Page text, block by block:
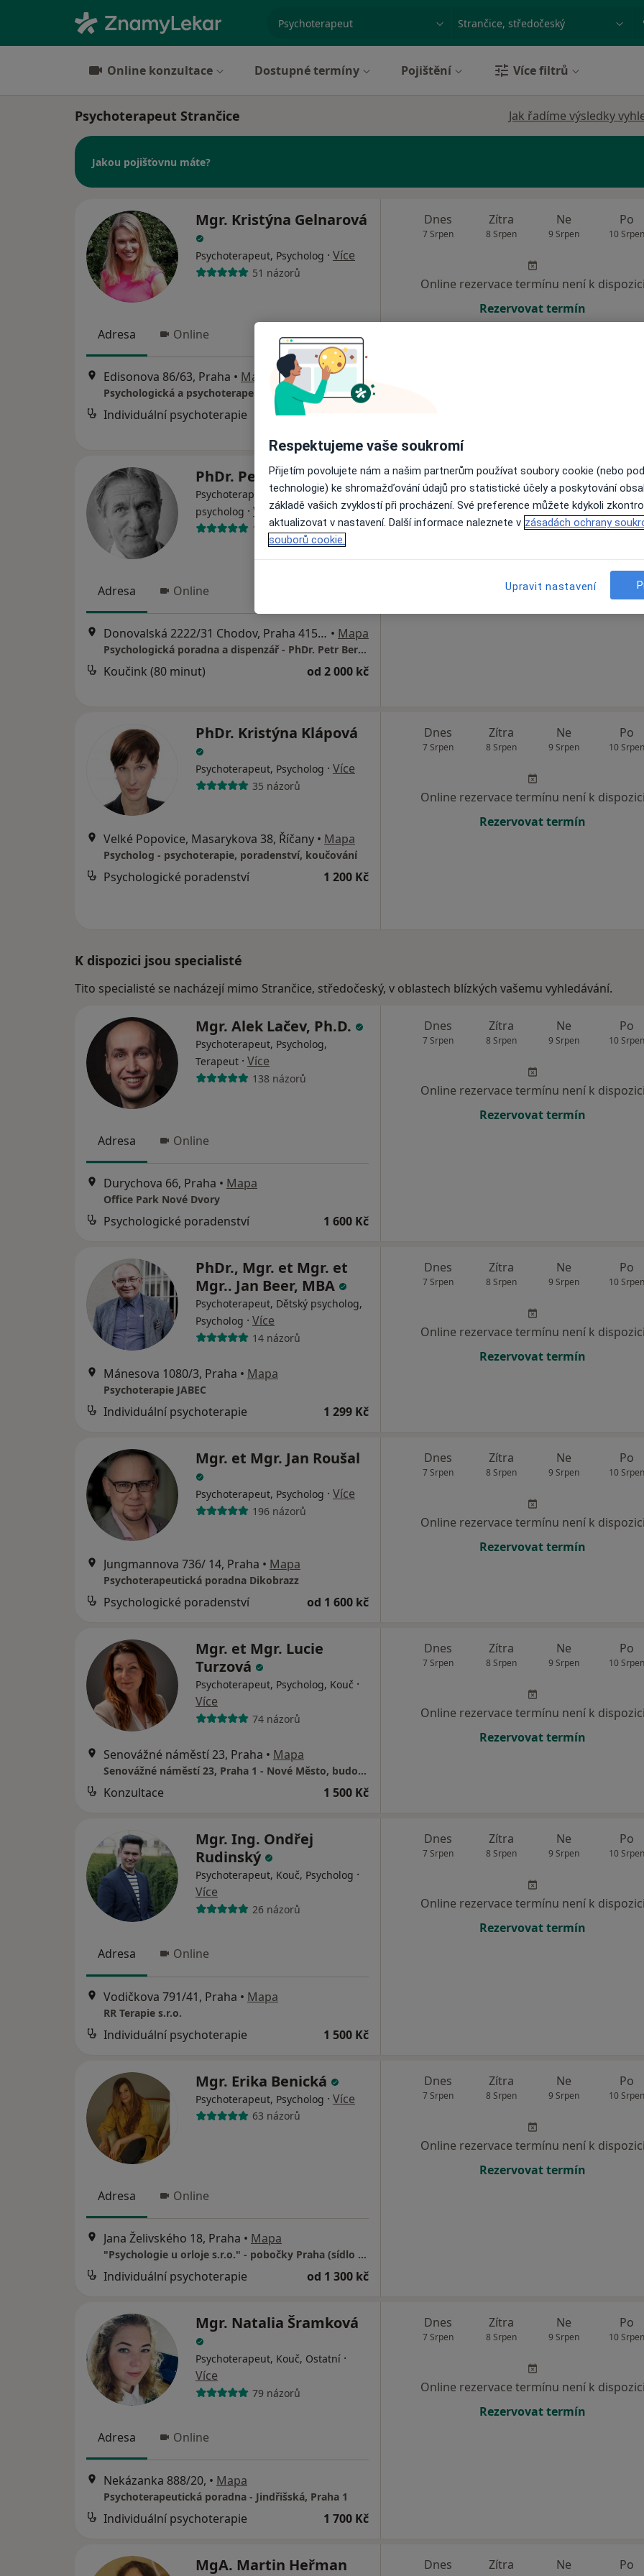
Město nebo region
Online konzultace Dostupné termíny Pojištění Více filtrů
Psychoterapeut Strančice Jak řadíme výsledky
Jakou pojišťovnu máte?
Mgr. Kristýna Gelnarová
Psychoterapeut, Psycholog · Více
51 názorů
Adresa Online
Edisonova 86/63, Praha • Mapa
Psychologická a psychoterapeutická praxe
Individuální psychoterapie
Dnes
7 Srpen
Zítra
8 Srpen
Ne
9 Srpen
Po
10 Srpen
Online rezervace termínu není k dispozici
Rezervovat termín
PhDr. Petr Beroušek
Psychoterapeut, Psycholog, Dětský
psycholog · Více
145 názorů
Adresa Online
Donovalská 2222/31 Chodov, Praha 415 areál Domova pro seniory; parkoviště zdarma, MHD - Metro C - Háje (Opatov, Chodov) BUS 170,177,181,197 - st. Donovalská - odtud pěšky asi 3 min., Praha • Mapa
Psychologická poradna a dispenzář - PhDr. Petr Beroušek; datová schránka: 7ddc3xu
Koučink (80 minut) od 2 000 kč
Dnes
7 Srpen
Zítra
8 Srpen
Ne
9 Srpen
Po
10
PhDr. Kristýna Klápová
Psychoterapeut, Psycholog · Více
35 názorů
Velké Popovice, Masarykova 38, Říčany • Mapa
Psycholog - psychoterapie, poradenství, koučování
Psychologické poradenství 1 200 Kč
Dnes
7 Srpen
Zítra
8 Srpen
Ne
9 Srpen
Po
10 Srpen
Online rezervace termínu není k dispozici
Rezervovat termín
K dispozici jsou specialisté
Tito specialisté se nacházejí mimo Strančice, středočeský, v oblastech blízkých vašemu vyhledávání.
Mgr. Alek Lačev, Ph.D.
Psychoterapeut, Psycholog,
Terapeut · Více
138 názorů
Adresa Online
Durychova 66, Praha • Mapa
Office Park Nové Dvory
Psychologické poradenství 1 600 Kč
Dnes
7 Srpen
Zítra
8 Srpen
Ne
9 Srpen
Po
10 Srpen
Online rezervace termínu není k dispozici
Rezervovat termín
PhDr., Mgr. et Mgr. et
Mgr.. Jan Beer, MBA
Psychoterapeut, Dětský psycholog,
Psycholog · Více
14 názorů
Mánesova 1080/3, Praha • Mapa
Psychoterapie JABEC
Individuální psychoterapie 1 299 Kč
Dnes
7 Srpen
Zítra
8 Srpen
Ne
9 Srpen
Po
10 Srpen
Online rezervace termínu není k dispozici
Rezervovat termín
Mgr. et Mgr. Jan Roušal
Psychoterapeut, Psycholog · Více
196 názorů
Jungmannova 736/ 14, Praha • Mapa
Psychoterapeutická poradna Dikobrazz
Psychologické poradenství od 1 600 kč
Dnes
7 Srpen
Zítra
8 Srpen
Ne
9 Srpen
Po
10 Srpen
Online rezervace termínu není k dispozici
Rezervovat termín
Mgr. et Mgr. Lucie
Turzová
Psychoterapeut, Psycholog, Kouč ·
Více
74 názorů
Senovážné náměstí 23, Praha • Mapa
Senovážné náměstí 23, Praha 1 - Nové Město, budova B (5. patro)
Konzultace 1 500 Kč
Dnes
7 Srpen
Zítra
8 Srpen
Ne
9 Srpen
Po
10 Srpen
Online rezervace termínu není k dispozici
Rezervovat termín
Mgr. Ing. Ondřej
Rudinský
Psychoterapeut, Kouč, Psycholog ·
Více
26 názorů
Adresa Online
Vodičkova 791/41, Praha • Mapa
RR Terapie s.r.o.
Individuální psychoterapie 1 500 Kč
Dnes
7 Srpen
Zítra
8 Srpen
Ne
9 Srpen
Po
10 Srpen
Online rezervace termínu není k dispozici
Rezervovat termín
Mgr. Erika Benická
Psychoterapeut, Psycholog · Více
63 názorů
Adresa Online
Jana Želivského 18, Praha • Mapa
"Psychologie u orloje s.r.o." - pobočky Praha (sídlo společnosti)
Individuální psychoterapie od 1 300 kč
Dnes
7 Srpen
Zítra
8 Srpen
Ne
9 Srpen
Po
10 Srpen
Online rezervace termínu není k dispozici
Rezervovat termín
Mgr. Natalia Šramková
Psychoterapeut, Kouč, Ostatní ·
Více
79 názorů
Adresa Online
Nekázanka 888/20, • Mapa
Psychoterapeutická poradna - Jindřišská, Praha 1
Individuální psychoterapie 1 700 Kč
Dnes
7 Srpen
Zítra
8 Srpen
Ne
9 Srpen
Po
10 Srpen
Online rezervace termínu není k dispozici
Rezervovat termín
MgA. Martin Heřman
Dnes Zítra Ne Po
Respektujeme vaše soukromí
Přijetím povolujete nám a našim partnerům používat soubory cookie (nebo
technologie) ke shromažďování údajů pro statistické účely a poskytování
základě vašich zvyklostí při procházení. Své preference můžete kdykoli
aktualizovat v nastavení. Další informace naleznete v zásadách ochrany
souborů cookie.
Upravit nastavení